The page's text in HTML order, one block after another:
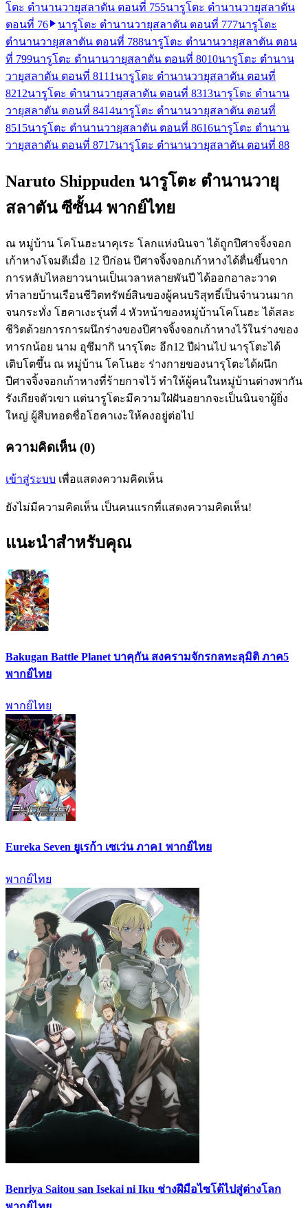
โตะ ตำนานวายุสลาตัน ตอนที่ 755นารูโตะ ตำนานวายุสลาตัน
ตอนที่ 76
นารูโตะ ตำนานวายุสลาตัน ตอนที่ 777นารูโตะ
ตำนานวายุสลาตัน ตอนที่ 788นารูโตะ ตำนานวายุสลาตัน ตอน
ที่ 799นารูโตะ ตำนานวายุสลาตัน ตอนที่ 8010นารูโตะ ตำนาน
วายุสลาตัน ตอนที่ 81 11 นารูโตะ ตำนานวายุสลาตัน ตอนที่
8212นารูโตะ ตำนานวายุสลาตัน ตอนที่ 8313นารูโตะ ตำนาน
วายุสลาตัน ตอนที่ 8414นารูโตะ ตำนานวายุสลาตัน ตอนที่
8515นารูโตะ ตำนานวายุสลาตัน ตอนที่ 8616นารูโตะ ตำนาน
วายุสลาตัน ตอนที่ 8717นารูโตะ ตำนานวายุสลาตัน ตอนที่ 88
Naruto Shippuden นารูโตะ ตำนานวายุ
สลาตัน ซีซั้น4 พากย์ไทย
ณ หมู่บ้าน โคโนฮะนาคุเระ โลกแห่งนินจา ได้ถูกปีศาจจิ้งจอก
เก้าหางโจมตีเมื่อ 12 ปีก่อน ปีศาจจิ้งจอกเก้าหางได้ตื่นขึ้นจาก
การหลับไหลยาวนานเป็นเวลาหลายพันปี ได้ออกอาละวาด
ทำลายบ้านเรือนชีวิตทรัพย์สินของผู้คนบริสุทธิ์เป็นจำนวนมาก
จนกระทั่ง โฮคาเงะรุ่นที่ 4 หัวหน้าของหมู่บ้านโคโนฮะ ได้สละ
ชีวิตด้วยการการผนึกร่างของปีศาจจิ้งจอกเก้าหางไว้ในร่างของ
ทารกน้อย นาม อุซึมากิ นารุโตะ อีก12 ปีผ่านไป นารุโตะได้
เติบโตขึ้น ณ หมู่บ้าน โคโนฮะ ร่างกายของนารุโตะได้ผนึก
ปีศาจจิ้งจอกเก้าหางที่ร้ายกาจไว้ ทำให้ผู้คนในหมู่บ้านต่างพากัน
รังเกียจตัวเขา แต่นารูโตะมีความใฝ่ฝันอยากจะเป็นนินจาผู้ยิ่ง
ใหญ่ ผู้สืบทอดชื่อโฮคาเงะให้คงอยู่ต่อไป
ความคิดเห็น (0)
เข้าสู่ระบบ เพื่อแสดงความคิดเห็น
ยังไม่มีความคิดเห็น เป็นคนแรกที่แสดงความคิดเห็น!
แนะนำสำหรับคุณ
Bakugan Battle Planet บาคุกัน สงครามจักรกลทะลุมิติ ภาค5
พากย์ไทย
พากย์ไทย
Eureka Seven ยูเรก้า เซเว่น ภาค1 พากย์ไทย
พากย์ไทย
Benriya Saitou san Isekai ni Iku ช่างฝีมือไซโต้ไปสู่ต่างโลก